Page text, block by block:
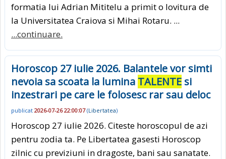
formatia lui Adrian Mititelu a primit o lovitura de
la Universitatea Craiova si Mihai Rotaru. ...
...continuare.
Horoscop 27 iulie 2026. Balantele vor simti
nevoia sa scoata la lumina TALENTE si
inzestrari pe care le folosesc rar sau deloc
publicat 2026-07-26 22:00:07(Libertatea)
Horoscop 27 iulie 2026. Citeste horoscopul de azi
pentru zodia ta. Pe Libertatea gasesti Horoscop
zilnic cu previziuni in dragoste, bani sau sanatate.